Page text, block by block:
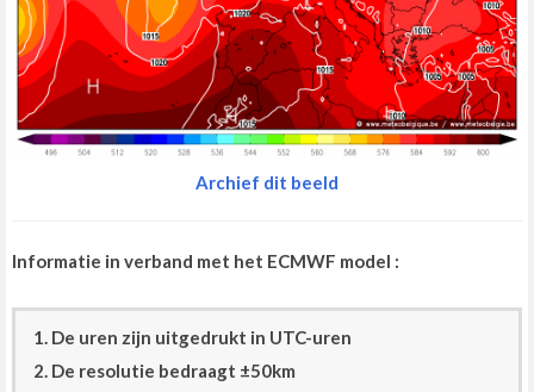
Archief dit beeld
Informatie in verband met het ECMWF model :
1. De uren zijn uitgedrukt in UTC-uren
2. De resolutie bedraagt ±50km